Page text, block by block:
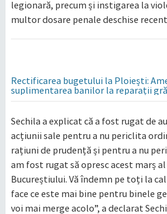
legionară, precum și instigarea la
multor dosare penale deschise
Rectificarea bugetului la Ploiești:
suplimentarea banilor la reparații
Sechila a explicat că a fost rugat de
acțiunii sale pentru a nu periclita
rațiuni de prudență și pentru a nu
am fost rugat să opresc acest marș
Bucureștiului. Vă îndemn pe toți la
face ce este mai bine pentru binele
voi mai merge acolo”, a declarat